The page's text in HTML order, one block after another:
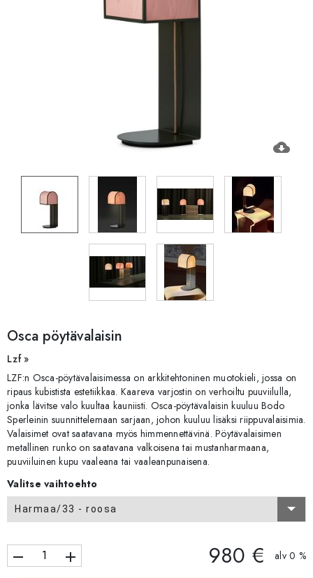
cloud_download
Osca pöytävalaisin
Lzf »
LZF:n Osca-pöytävalaisimessa on arkkitehtoninen muotokieli, jossa on
ripaus kubistista estetiikkaa. Kaareva varjostin on verhoiltu puuviilulla,
jonka lävitse valo kuultaa kauniisti. Osca-pöytävalaisin kuuluu Bodo
Sperleinin suunnittelemaan sarjaan, johon kuuluu lisäksi riippuvalaisimia.
Valaisimet ovat saatavana myös himmennettävinä. Pöytävalaisimen
metallinen runko on saatavana valkoisena tai mustanharmaana,
puuviiluinen kupu vaaleana tai vaaleanpunaisena.
Valitse vaihtoehto
Harmaa/33 - roosa
remove add 980 € alv 0 %